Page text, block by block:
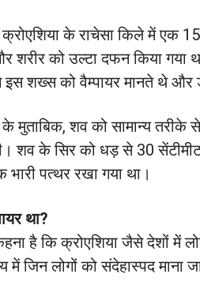
क्रोएशिया के राचेसा किले में
शरीर को उल्टा दफन किया गया
इस शख्स को वैम्पायर मानते थे और
के मुताबिक, शव को सामान्य
शव के सिर को धड़ से 30
पत्थर रखा गया था।
था?
है कि क्रोएशिया जैसे देशों में
में जिन लोगों को संदेहास्पद माना